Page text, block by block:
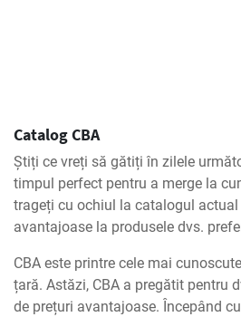
Catalog CBA
Știți ce vreți să gătiți în zilele
timpul perfect pentru a merge la
trageți cu ochiul la catalogul actual
avantajoase la produsele dvs.
CBA este printre cele mai
țară. Astăzi, CBA a pregătit pentru
de prețuri avantajoase. Începând